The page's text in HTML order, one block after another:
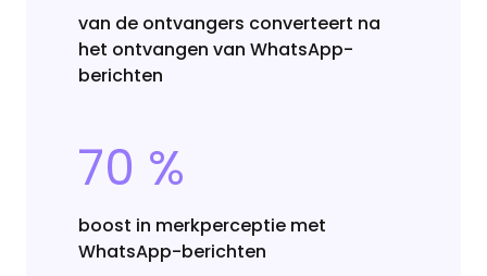
van de ontvangers converteert na
het ontvangen van WhatsApp-
berichten
70 %
boost in merkperceptie met
WhatsApp-berichten